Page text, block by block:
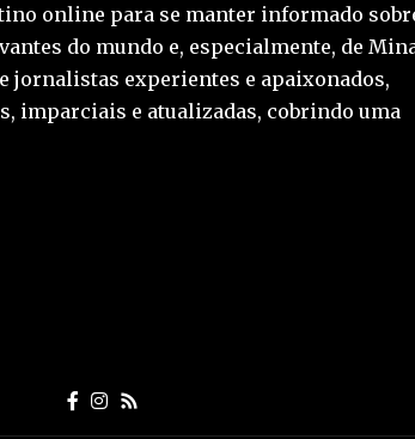
online para se manter informado
do mundo e, especialmente, de
jornalistas experientes e apaixonados,
imparciais e atualizadas, cobrindo uma